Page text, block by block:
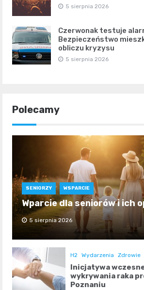
5 sierpnia 2026
Czerwonak testuje
Bezpieczeństwo
obliczu kryzysu
5 sierpnia 2026
Polecamy
SENIORZY WSPARCIE
Wparcie dla seniorów i ich
5 sierpnia 2026
H2 Wydarzenia Zdrowie
Inicjatywa
wykrywania raka
Poznaniu